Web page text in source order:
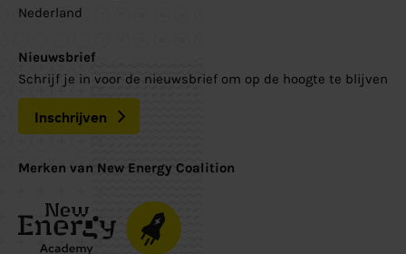
Nederland
Nieuwsbrief
Schrijf je in voor de nieuwsbrief om op de hoogte te blijven
Inschrijven
Merken van New Energy Coalition